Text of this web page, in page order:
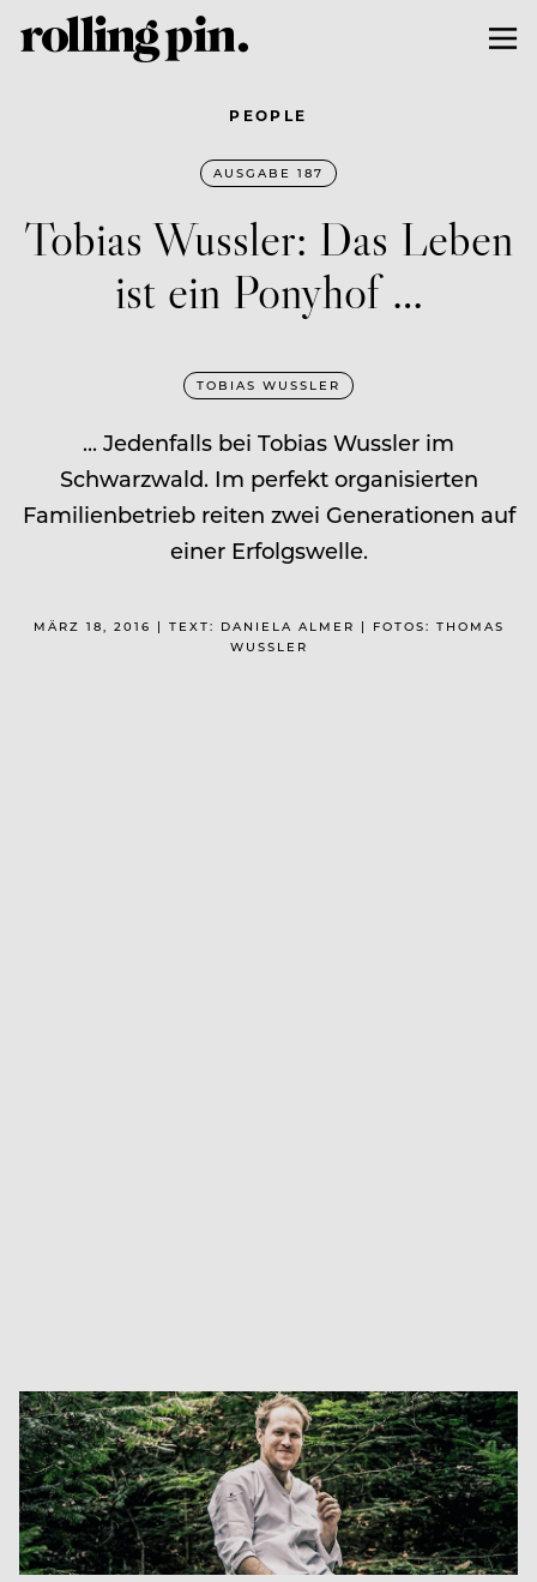
PEOPLE
AUSGABE 187
Tobias Wussler: Das Leben
ist ein Ponyhof …
TOBIAS WUSSLER
... Jedenfalls bei Tobias Wussler im
Schwarzwald. Im perfekt organisierten
Familienbetrieb reiten zwei Generationen auf
einer Erfolgswelle.
MÄRZ 18, 2016 | TEXT: DANIELA ALMER | FOTOS: THOMAS
WUSSLER